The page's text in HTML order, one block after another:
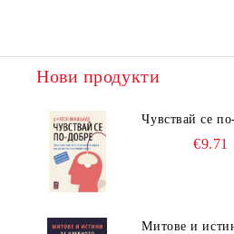
Нови продукти
Чувствай се
€9.71
Митове и